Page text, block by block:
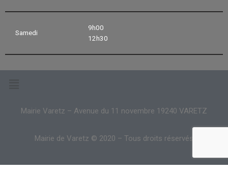
Samedi
9h00
12h30
Mairie Varetz – Avenue du 11 novembre 19240 VARETZ
Mairie de Varetz © 2020 – Tous droits réservés